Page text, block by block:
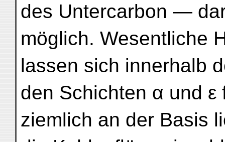
des Untercarbon —
möglich. Wesentliche
lassen sich innerhalb
den Schichten α und
ziemlich an der Basis